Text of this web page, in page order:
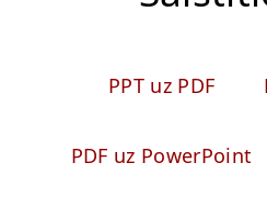
PPT uz PDF
PDF uz PowerPoint